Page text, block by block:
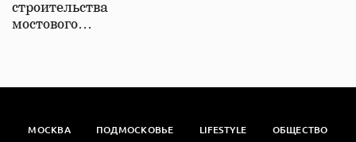
строительства
мостового…
МОСКВА ПОДМОСКОВЬЕ LIFESTYLE ОБЩЕСТВО